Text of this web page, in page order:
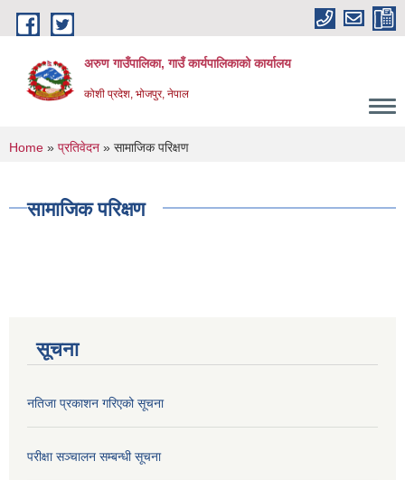
Skip to main content
अरुण गाउँपालिका, गाउँ कार्यपालिकाको कार्यालय
कोशी प्रदेश, भोजपुर, नेपाल
You are here
Home » प्रतिवेदन » सामाजिक परिक्षण
सामाजिक परिक्षण
सूचना
नतिजा प्रकाशन गरिएको सूचना
परीक्षा सञ्चालन सम्बन्धी सूचना